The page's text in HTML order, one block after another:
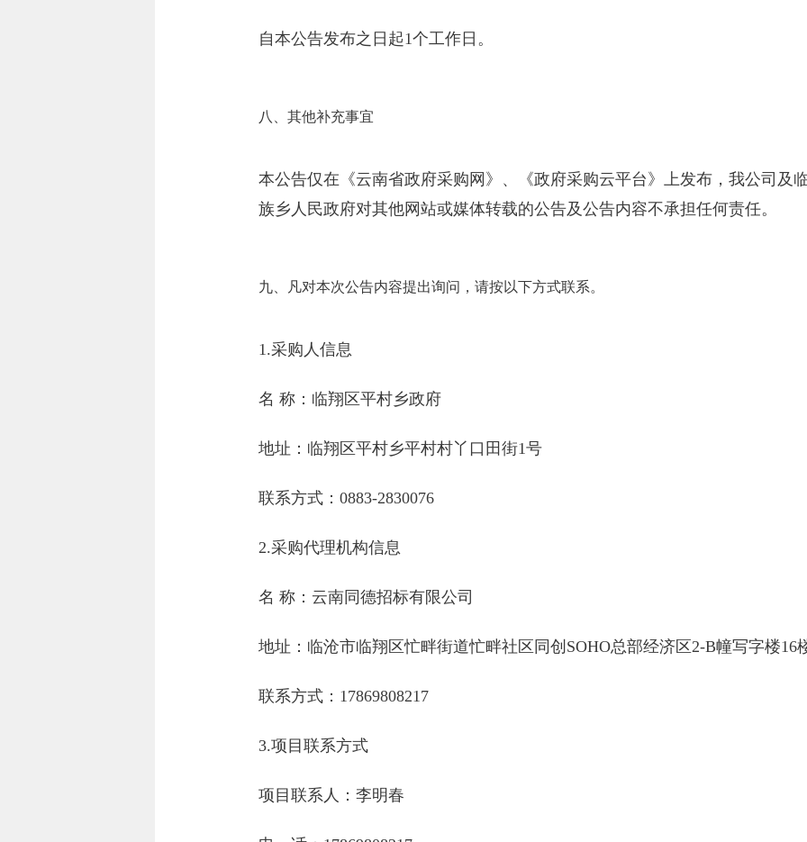
自本公告发布之日起1个工作日。
八、其他补充事宜
本公告仅在《云南省政府采购网》、《政府采购云平台》上发布，我公司及
族乡人民政府对其他网站或媒体转载的公告及公告内容不承担任何责任。
九、凡对本次公告内容提出询问，请按以下方式联系。
1.采购人信息
名 称：临翔区平村乡政府
地址：临翔区平村乡平村村丫口田街1号
联系方式：0883-2830076
2.采购代理机构信息
名 称：云南同德招标有限公司
地址：临沧市临翔区忙畔街道忙畔社区同创SOHO总部经济区2-B幢写字楼16
联系方式：17869808217
3.项目联系方式
项目联系人：李明春